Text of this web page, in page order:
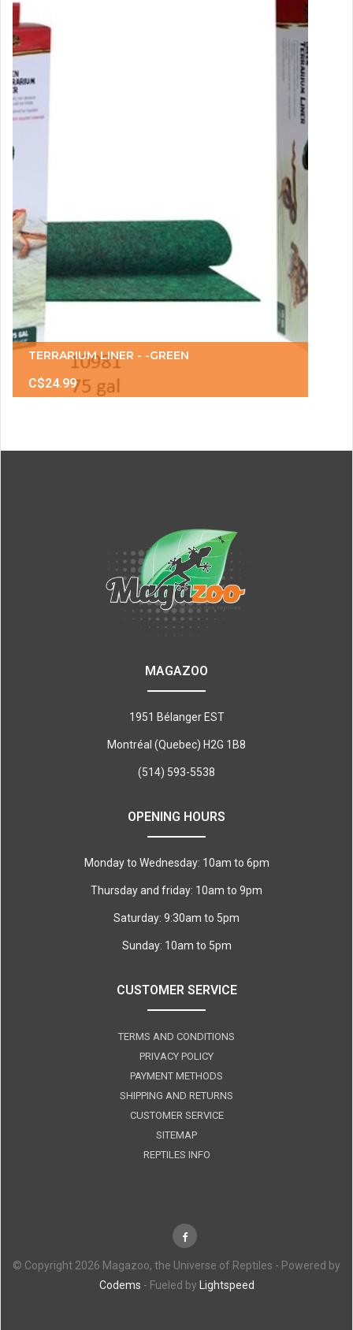
TERRARIUM LINER - -GREEN
C$24.99
MAGAZOO
1951 Bélanger EST
Montréal (Quebec) H2G 1B8
(514) 593-5538
OPENING HOURS
Monday to Wednesday: 10am to 6pm
Thursday and friday: 10am to 9pm
Saturday: 9:30am to 5pm
Sunday: 10am to 5pm
CUSTOMER SERVICE
TERMS AND CONDITIONS
PRIVACY POLICY
PAYMENT METHODS
SHIPPING AND RETURNS
CUSTOMER SERVICE
SITEMAP
REPTILES INFO
© Copyright 2026 Magazoo, the Universe of Reptiles - Powered by
Codems - Fueled by Lightspeed